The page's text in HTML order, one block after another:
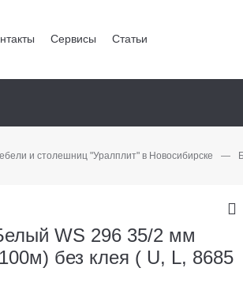
Сервисы Статьи
и столешниц "Уралплит" в Новосибирске —
WS 296 35/2 мм
без клея ( U, L, 8685